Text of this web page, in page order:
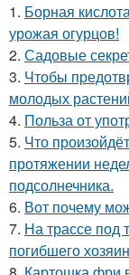
1. Борная
урожая огурцов!
2. Садовые
3. Чтобы
молодых
4. Польза от
5. Что
протяжении
подсолнечника.
6. Вот почему
7. На трассе под
погибшего